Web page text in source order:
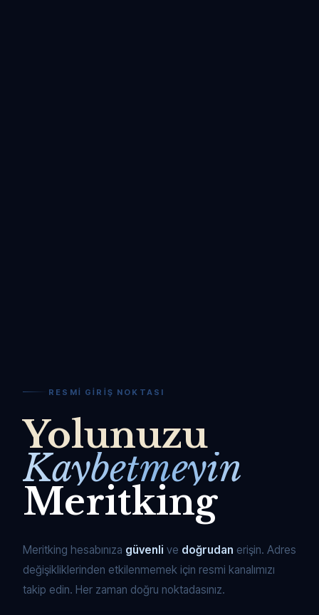
RESMI GIRIŞ NOKTASI
Yolunuzu
Kaybetmeyin
Meritking
Meritking hesabınıza güvenli ve doğrudan erişin. Adres
değişikliklerinden etkilenmemek için resmi kanalımızı
takip edin. Her zaman doğru noktadasınız.